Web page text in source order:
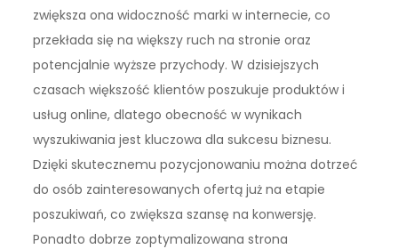
zwiększa ona widoczność marki w internecie, co
przekłada się na większy ruch na stronie oraz
potencjalnie wyższe przychody. W dzisiejszych
czasach większość klientów poszukuje produktów i
usług online, dlatego obecność w wynikach
wyszukiwania jest kluczowa dla sukcesu biznesu.
Dzięki skutecznemu pozycjonowaniu można dotrzeć
do osób zainteresowanych ofertą już na etapie
poszukiwań, co zwiększa szansę na konwersję.
Ponadto dobrze zoptymalizowana strona